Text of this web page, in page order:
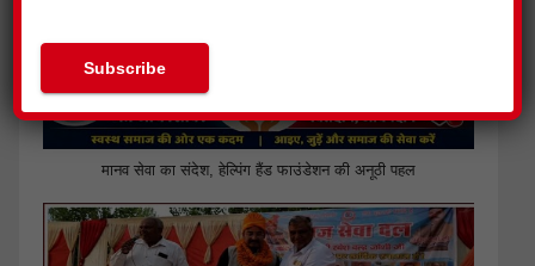
मानव सेवा का संदेश, हेल्पिंग हैंड फाउंडेशन की अनूठी पहल